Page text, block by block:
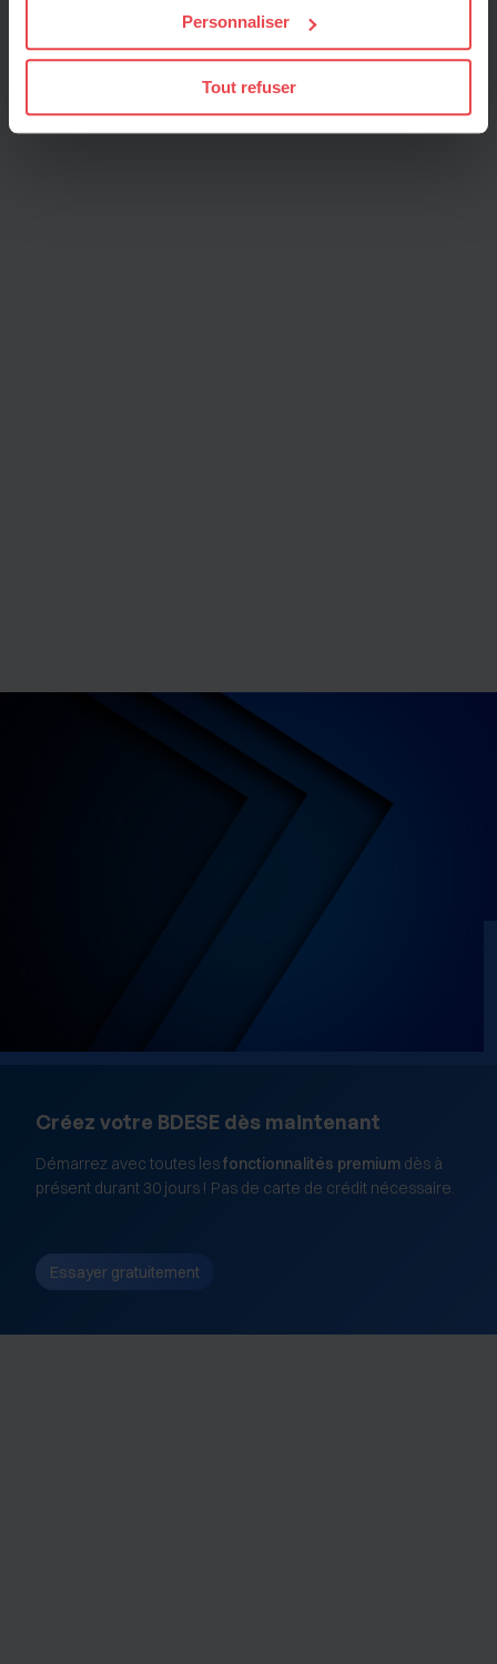
géographique qui peuvent être précises à plusieurs
Personnaliser
Tout refuser
Créez votre BDESE dès maintenant
Démarrez avec toutes lesfonctionnalités premium dès à
présent durant 30 jours ! Pas de carte de crédit nécessaire.
Essayer gratuitement